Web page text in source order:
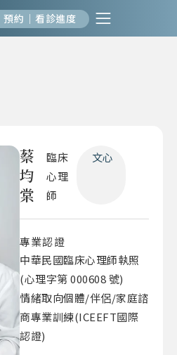
預約｜看診進度
蔡
均
棠
臨床
心理
師
文心
專業認證
中華民國臨床心理師執照
(心理字第 000608 號)
情緒取向個體/伴侶/家庭諮
商專業訓練(ICEEFT國際
認證)